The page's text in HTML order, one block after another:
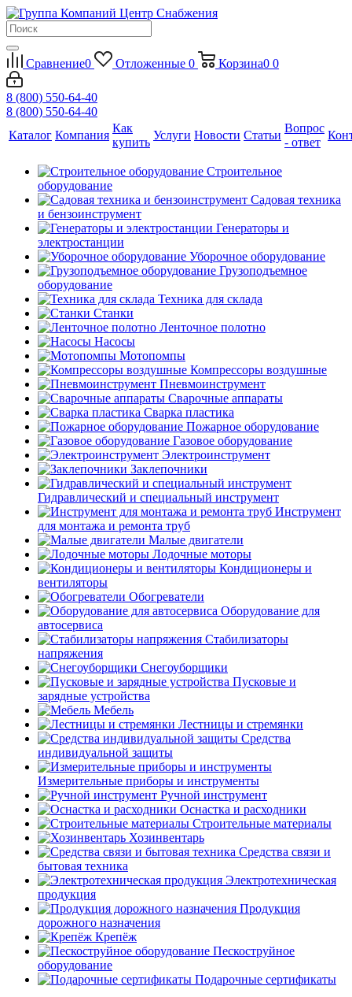
Сравнение0 Отложенные 0 Корзина0 0
8 (800) 550-64-40
8 (800) 550-64-40
Каталог Компания
Как
купить
Услуги Новости Статьи
Вопрос
- ответ
Строительное
оборудование
Садовая техника
и бензоинструмент
Генераторы и
электростанции
Уборочное оборудование
Грузоподъемное
оборудование
Техника для склада
Станки
Ленточное полотно
Насосы
Мотопомпы
Компрессоры воздушные
Пневмоинструмент
Сварочные аппараты
Сварка пластика
Пожарное оборудование
Газовое оборудование
Электроинструмент
Заклепочники
Гидравлический и специальный инструмент
Инструмент
для монтажа и ремонта труб
Малые двигатели
Лодочные моторы
Кондиционеры и
вентиляторы
Обогреватели
Оборудование для
автосервиса
Стабилизаторы
напряжения
Снегоуборщики
Пусковые и
зарядные устройства
Мебель
Лестницы и стремянки
Средства
индивидуальной защиты
Измерительные приборы и инструменты
Ручной инструмент
Оснастка и расходники
Строительные материалы
Хозинвентарь
Средства связи и
бытовая техника
Электротехническая
продукция
Продукция
дорожного назначения
Крепёж
Пескоструйное
оборудование
Подарочные сертификаты